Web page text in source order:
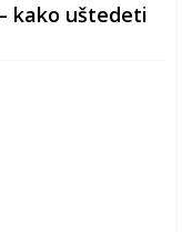
kako uštedeti